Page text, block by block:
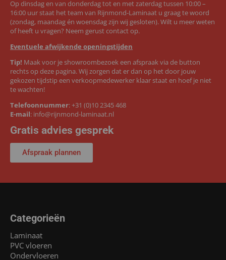
Op dinsdag en van donderdag tot en met zaterdag tussen 10:00 –
16:00 uur staat het team van Rijnmond-Laminaat u graag te woord
(zondag, maandag én woensdag zijn wij gesloten). Wilt u meer weten
of heeft u vragen? Neem gerust contact op.
Eventuele afwijkende openingstijden
Tip! Maak voor je showroombezoek een afspraak via de button
rechts op deze pagina. Wij zorgen dat er dan op het door jouw
gekozen tijdstip een verkoopmedewerker klaar staat en hoef je niet
te wachten!
Telefoonnummer:+31 (0)10 2345 468
E-mail: info@rijnmond-laminaat.nl
Gratis advies gesprek
Afspraak plannen
Categorieën
Laminaat
PVC vloeren
Ondervloeren